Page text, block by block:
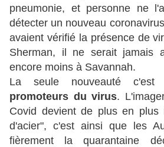
pneumonie, et personne ne
détecter un nouveau
avaient vérifié la présence de
Sherman, il ne serait jamais
encore moins à Savannah.
La seule nouveauté c'est
promoteurs du virus.
Covid devient de plus en plus
d'acier", c'est ainsi que les
fièrement la quarantaine